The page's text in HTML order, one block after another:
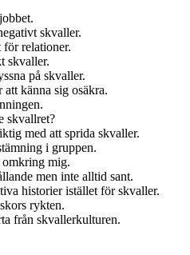
skvaller.
relationer.
skvaller.
på skvaller.
känna sig osäkra.
skvallret?
med att sprida skvaller.
i gruppen.
omkring mig.
men inte alltid sant.
historier istället för skvaller.
rykten.
från skvallerkulturen.